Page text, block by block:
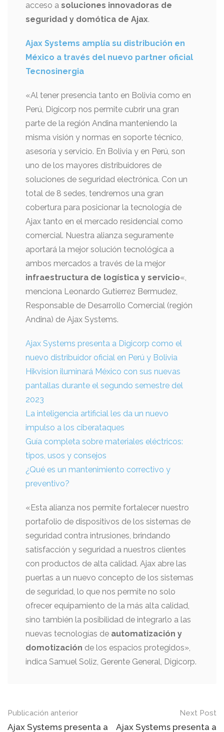
acceso a soluciones innovadoras de
seguridad y domótica de Ajax.
Ajax Systems amplía su distribución en
México a través del nuevo partner oficial
Tecnosinergia
«Al tener presencia tanto en Bolivia como en
Perú, Digicorp nos permite cubrir una gran
parte de la región Andina manteniendo la
misma visión y normas en soporte técnico,
asesoría y servicio. En Bolivia y en Perú, son
uno de los mayores distribuidores de
soluciones de seguridad electrónica. Con un
total de 8 sedes, tendremos una gran
cobertura para posicionar la tecnología de
Ajax tanto en el mercado residencial como
comercial. Nuestra alianza seguramente
aportará la mejor solución tecnológica a
ambos mercados a través de la mejor
infraestructura de logística y servicio«,
menciona Leonardo Gutierrez Bermudez,
Responsable de Desarrollo Comercial (región
Andina) de Ajax Systems.
Ajax Systems presenta a Digicorp como el
nuevo distribuidor oficial en Perú y Bolivia
Hikvision iluminará México con sus nuevas
pantallas durante el segundo semestre del
2023
La inteligencia artificial les da un nuevo
impulso a los ciberataques
Guía completa sobre materiales eléctricos:
tipos, usos y consejos
¿Qué es un mantenimiento correctivo y
preventivo?
«Esta alianza nos permite fortalecer nuestro
portafolio de dispositivos de los sistemas de
seguridad contra intrusiones, brindando
satisfacción y seguridad a nuestros clientes
con productos de alta calidad. Ajax abre las
puertas a un nuevo concepto de los sistemas
de seguridad, lo que nos permite no solo
ofrecer equipamiento de la más alta calidad,
sino también la posibilidad de integrarlo a las
nuevas tecnologías de automatización y
domotización de los espacios protegidos»,
indica Samuel Soliz, Gerente General, Digicorp.
Mensaje
Publicación anterior
Ajax Systems presenta a
Next Post
Ajax Systems presenta a